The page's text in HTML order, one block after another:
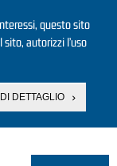
questo sito
autorizzi l’uso
DETTAGLIO